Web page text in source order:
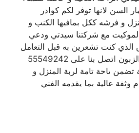
السن لانها توفر لكم كوادر
و فرشه ككل بمافيها الكنب و
مع شركتنا سيدتي ودعي
الذي كنت تشعرين به قبل التعامل
مع شركتنا، عزيزي الزبون اتصل بنا على 55549242
ىاحة تامة لربة المنزل و
عالية بما يقدمه الفني